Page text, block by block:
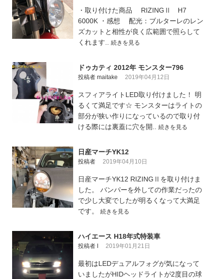
・取り付けた商品 RIZINGⅡ H7
6000K ・感想 配光：ブルターレのレン
ズカットと相性が良く広範囲で照らして
くれます.. 続きを見る
ドゥカティ 2012年 モンスター796
投稿者 maitake 2019年04月12日
スフィアライトLED取り付けました！ 明
るくて満足です☆ モンスターはライトの
部分が狭い作りになっているので取り付
ける際には裏蓋に穴を開.. 続きを見る
日産マーチYK12
投稿者 2019年04月10日
日産マーチYK12 RIZINGⅡを取り付けま
した。 バンパーを外しての作業だったの
で少し大変でしたが明るくなって大満足
です。 続きを見る
ハイエース H18年式特装車
投稿者 I 2019年01月21日
最初はLEDデュアルフォグが気になって
いましたがHIDヘッドライトが2度目の球